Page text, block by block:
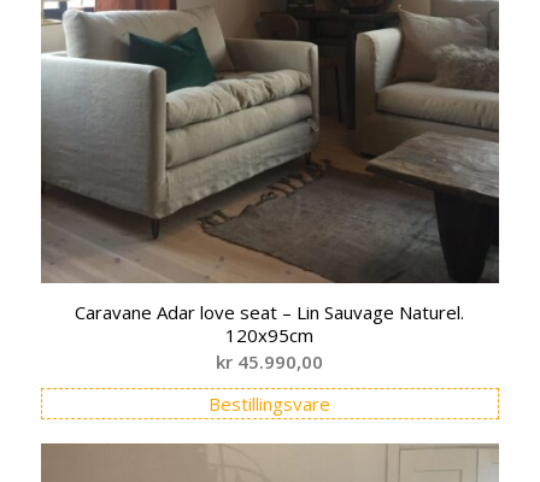
Caravane Adar love seat – Lin Sauvage Naturel.
120x95cm
kr 45.990,00
Bestillingsvare